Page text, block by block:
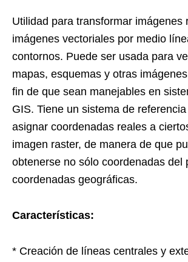
Utilidad para transformar imágenes
imágenes vectoriales por medio
contornos. Puede ser usada para
mapas, esquemas y otras
fin de que sean manejables en
GIS. Tiene un sistema de
asignar coordenadas reales a
imagen raster, de manera de que
obtenerse no sólo coordenadas del
coordenadas geográficas.
Características:
* Creación de líneas centrales y